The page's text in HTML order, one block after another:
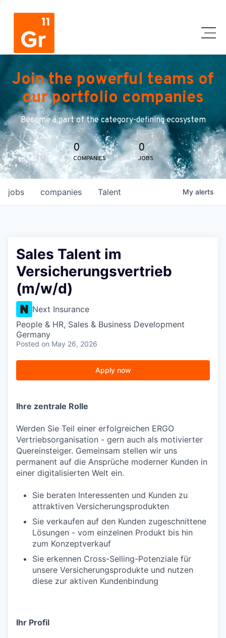
Join the powerful teams of
our portfolio companies
Become a part of the category-defining ecosystem
0
COMPANIES
0
JOBS
jobs companies Talent My alerts
Sales Talent im
Versicherungsvertrieb
(m/w/d)
Next Insurance
People & HR, Sales & Business Development
Germany
Posted on May 26, 2026
Apply now
Ihre zentrale Rolle
Werden Sie Teil einer erfolgreichen ERGO
Vertriebsorganisation - gern auch als motivierter
Quereinsteiger. Gemeinsam stellen wir uns
permanent auf die Ansprüche moderner Kunden in
einer digitalisierten Welt ein.
Sie beraten Interessenten und Kunden zu
attraktiven Versicherungsprodukten
Sie verkaufen auf den Kunden zugeschnittene
Lösungen - vom einzelnen Produkt bis hin
zum Konzeptverkauf
Sie erkennen Cross-Selling-Potenziale für
unsere Versicherungsprodukte und nutzen
diese zur aktiven Kundenbindung
Ihr Profil